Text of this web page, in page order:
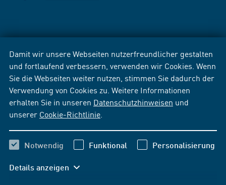
Damit wir unsere Webseiten nutzerfreundlicher gestalten
und fortlaufend verbessern, verwenden wir Cookies. Wenn
Sie die Webseiten weiter nutzen, stimmen Sie dadurch der
Verwendung von Cookies zu. Weitere Informationen
erhalten Sie in unseren Datenschutzhinweisen und
unserer Cookie-Richtlinie
Notwendig Funktional Personalisierung
Details anzeigen